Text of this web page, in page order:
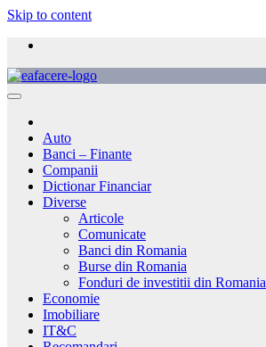
Skip to content
Auto
Banci – Finante
Companii
Dictionar Financiar
Diverse
Articole
Comunicate
Banci din Romania
Burse din Romania
Fonduri de investitii din Romania
Economie
Imobiliare
IT&C